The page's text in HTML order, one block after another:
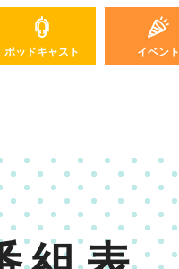
ポッドキャスト イベント